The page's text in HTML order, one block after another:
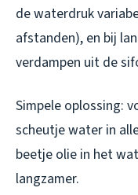
de waterdruk
afstanden), en bij
verdampen uit de
Simpele oplossing:
scheutje water in
beetje olie in het
langzamer.